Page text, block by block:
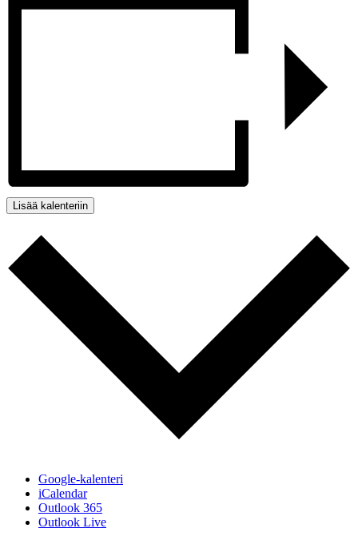
Lisää kalenteriin
Google-kalenteri
iCalendar
Outlook 365
Outlook Live